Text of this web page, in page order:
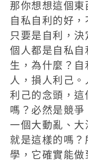
那你想想這個
自私自利的好，
只要是自利，
個人都是自私自
生，為什麼？自
人，損人利己
利己的念頭，這
嗎？必然是競爭
一個大動亂、
就是這樣的嗎？
學，它確實能做